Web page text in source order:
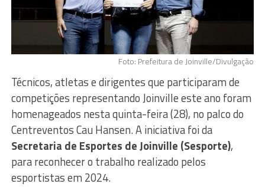
Foto: Prefeitura de Joinville/Divulgação
Técnicos, atletas e dirigentes que participaram de
competições representando Joinville este ano foram
homenageados nesta quinta-feira (28), no palco do
Centreventos Cau Hansen. A iniciativa foi da
Secretaria de Esportes de Joinville (Sesporte),
para reconhecer o trabalho realizado pelos
esportistas em 2024.